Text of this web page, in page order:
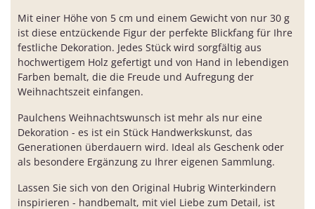
Mit einer Höhe von 5 cm und einem Gewicht von nur 30 g
ist diese entzückende Figur der perfekte Blickfang für Ihre
festliche Dekoration. Jedes Stück wird sorgfältig aus
hochwertigem Holz gefertigt und von Hand in lebendigen
Farben bemalt, die die Freude und Aufregung der
Weihnachtszeit einfangen.
Paulchens Weihnachtswunsch ist mehr als nur eine
Dekoration - es ist ein Stück Handwerkskunst, das
Generationen überdauern wird. Ideal als Geschenk oder
als besondere Ergänzung zu Ihrer eigenen Sammlung.
Lassen Sie sich von den Original Hubrig Winterkindern
inspirieren - handbemalt, mit viel Liebe zum Detail, ist